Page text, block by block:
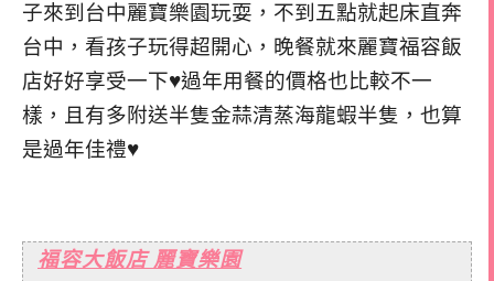
子來到台中麗寶樂園玩耍，不到五點就起床直奔
台中，看孩子玩得超開心，晚餐就來麗寶福容飯
店好好享受一下♥過年用餐的價格也比較不一
樣，且有多附送半隻金蒜清蒸海龍蝦半隻，也算
是過年佳禮♥
福容大飯店 麗寶樂園